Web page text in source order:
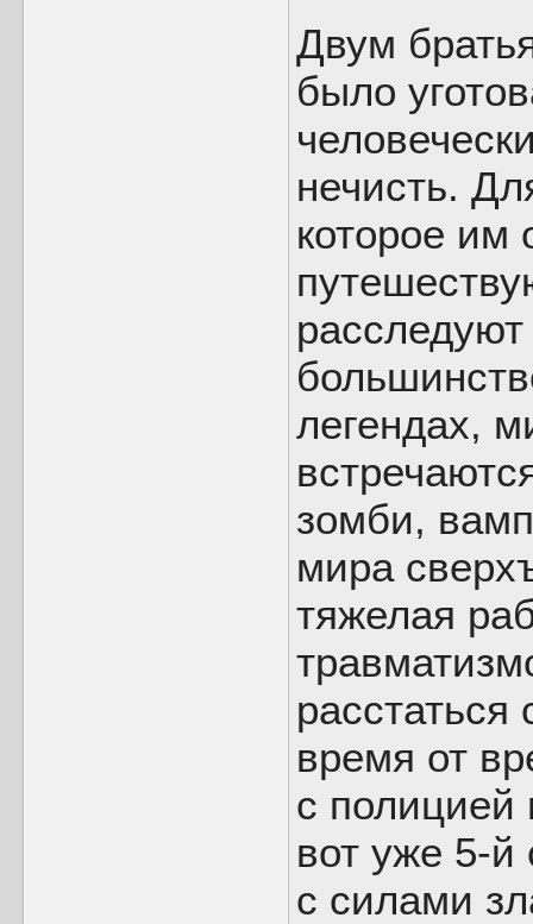
Двум
было
нечисть.
которое им
легендах,
зомби,
мира
тяжелая
время от
с полицией
вот уже 5-й
с силами